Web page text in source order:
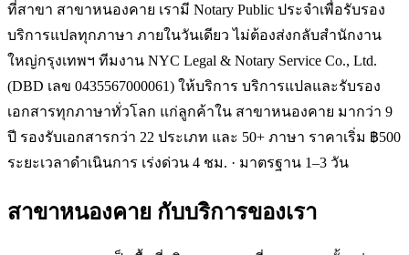
ที่สาขา สาขาหนองคาย เรามี Notary Public ประจำเพื่อรับรอง
บริการแปลทุกภาษา ภายในวันเดียว ไม่ต้องส่งกลับสำนักงาน
ใหญ่กรุงเทพฯ ทีมงาน NYC Legal & Notary Service Co., Ltd.
(DBD เลข 0435567000061) ให้บริการ บริการแปลและรับรอง
เอกสารทุกภาษาทั่วโลก แก่ลูกค้าใน สาขาหนองคาย มากว่า 9
ปี รองรับเอกสารกว่า 22 ประเภท และ 50+ ภาษา ราคาเริ่ม ฿500
ระยะเวลาดำเนินการ เร่งด่วน 4 ชม. · มาตรฐาน 1–3 วัน
สาขาหนองคาย กับบริการของเรา